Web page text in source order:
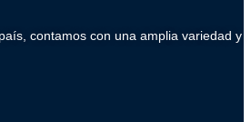
contamos con una amplia variedad y